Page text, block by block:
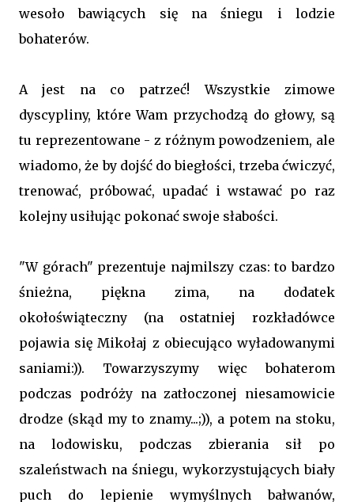
wesoło bawiących się na śniegu i lodzie
bohaterów.
A jest na co patrzeć! Wszystkie zimowe
dyscypliny, które Wam przychodzą do głowy, są
tu reprezentowane - z różnym powodzeniem, ale
wiadomo, że by dojść do biegłości, trzeba ćwiczyć,
trenować, próbować, upadać i wstawać po raz
kolejny usiłując pokonać swoje słabości.
"W górach" prezentuje najmilszy czas: to bardzo
śnieżna, piękna zima, na dodatek
okołoświąteczny (na ostatniej rozkładówce
pojawia się Mikołaj z obiecująco wyładowanymi
saniami:)). Towarzyszymy więc bohaterom
podczas podróży na zatłoczonej niesamowicie
drodze (skąd my to znamy...;)), a potem na stoku,
na lodowisku, podczas zbierania sił po
szaleństwach na śniegu, wykorzystujących biały
puch do lepienie wymyślnych bałwanów,